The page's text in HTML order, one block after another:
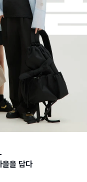
을을 담다